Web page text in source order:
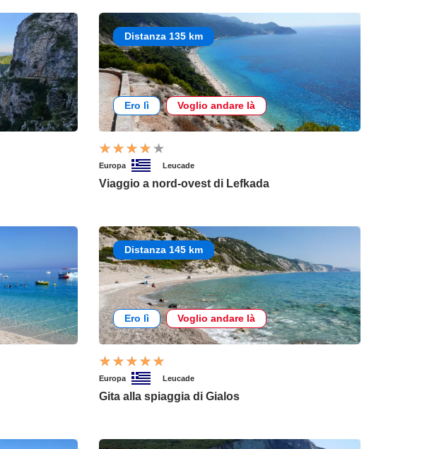
Distanza 135 km
Ero lì Voglio andare là
Europa Leucade
Viaggio a nord-ovest di Lefkada
Distanza 145 km
Ero lì Voglio andare là
Europa Leucade
Gita alla spiaggia di Gialos